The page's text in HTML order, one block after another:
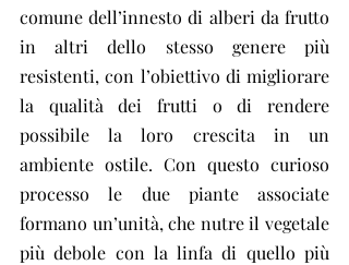
comune dell’innesto di alberi da frutto
in altri dello stesso genere più
resistenti, con l’obiettivo di migliorare
la qualità dei frutti o di rendere
possibile la loro crescita in un
ambiente ostile. Con questo curioso
processo le due piante associate
formano un’unità, che nutre il vegetale
più debole con la linfa di quello più